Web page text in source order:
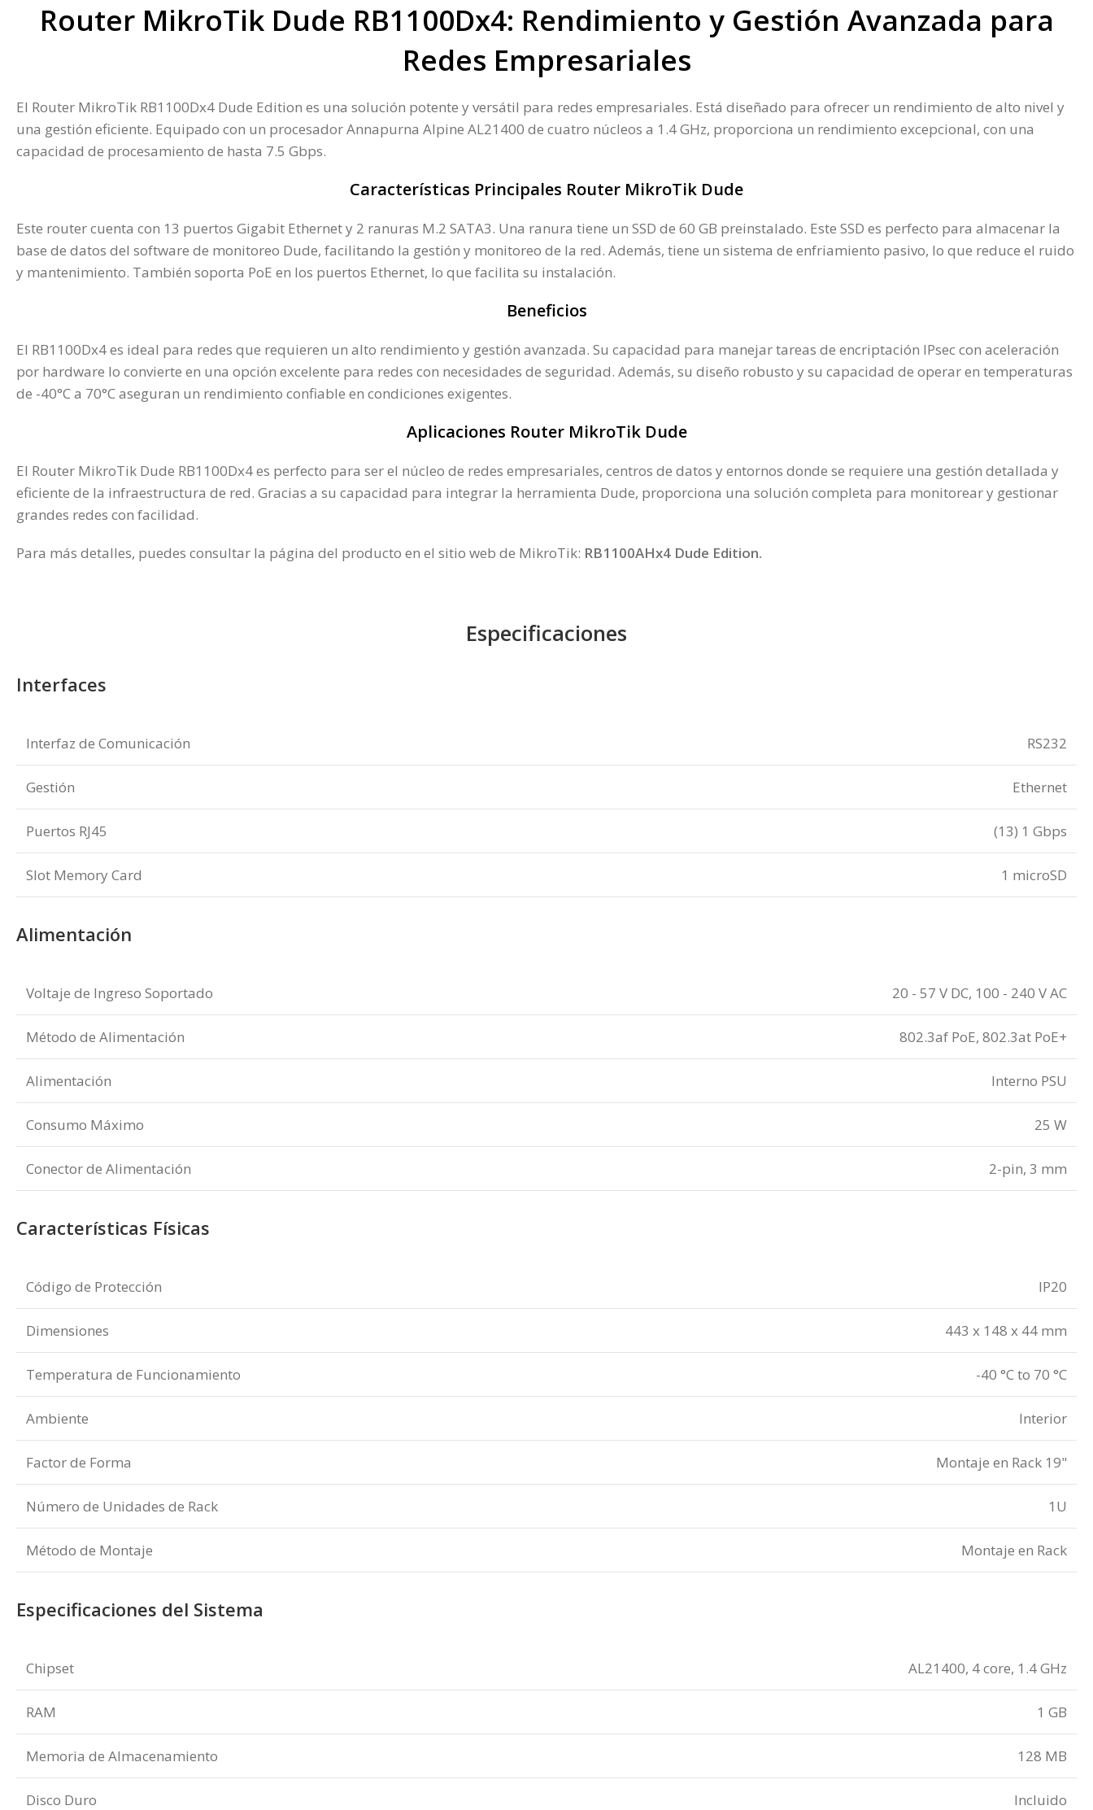
Router MikroTik Dude RB1100Dx4: Rendimiento y Gestión Avanzada para
Redes Empresariales
El Router MikroTik RB1100Dx4 Dude Edition es una solución potente y versátil para redes empresariales. Está diseñado para ofrecer un rendimiento de alto nivel y
una gestión eficiente. Equipado con un procesador Annapurna Alpine AL21400 de cuatro núcleos a 1.4 GHz, proporciona un rendimiento excepcional, con una
capacidad de procesamiento de hasta 7.5 Gbps.
Características Principales Router MikroTik Dude
Este router cuenta con 13 puertos Gigabit Ethernet y 2 ranuras M.2 SATA3. Una ranura tiene un SSD de 60 GB preinstalado. Este SSD es perfecto para almacenar la
base de datos del software de monitoreo Dude, facilitando la gestión y monitoreo de la red. Además, tiene un sistema de enfriamiento pasivo, lo que reduce el ruido
y mantenimiento. También soporta PoE en los puertos Ethernet, lo que facilita su instalación.
Beneficios
El RB1100Dx4 es ideal para redes que requieren un alto rendimiento y gestión avanzada. Su capacidad para manejar tareas de encriptación IPsec con aceleración
por hardware lo convierte en una opción excelente para redes con necesidades de seguridad. Además, su diseño robusto y su capacidad de operar en temperaturas
de -40°C a 70°C aseguran un rendimiento confiable en condiciones exigentes.
Aplicaciones Router MikroTik Dude
El Router MikroTik Dude RB1100Dx4 es perfecto para ser el núcleo de redes empresariales, centros de datos y entornos donde se requiere una gestión detallada y
eficiente de la infraestructura de red. Gracias a su capacidad para integrar la herramienta Dude, proporciona una solución completa para monitorear y gestionar
grandes redes con facilidad.
Para más detalles, puedes consultar la página del producto en el sitio web de MikroTik: RB1100AHx4 Dude Edition.
Especificaciones
Interfaces
Interfaz de Comunicación RS232
Gestión Ethernet
Puertos RJ45 (13) 1 Gbps
Slot Memory Card 1 microSD
Alimentación
Voltaje de Ingreso Soportado 20 - 57 V DC, 100 - 240 V AC
Método de Alimentación 802.3af PoE, 802.3at PoE+
Alimentación Interno PSU
Consumo Máximo 25 W
Conector de Alimentación 2-pin, 3 mm
Características Físicas
Código de Protección IP20
Dimensiones 443 x 148 x 44 mm
Temperatura de Funcionamiento -40 °C to 70 °C
Ambiente Interior
Factor de Forma Montaje en Rack 19"
Número de Unidades de Rack 1U
Método de Montaje Montaje en Rack
Especificaciones del Sistema
Chipset AL21400, 4 core, 1.4 GHz
RAM 1 GB
Memoria de Almacenamiento 128 MB
Disco Duro Incluido